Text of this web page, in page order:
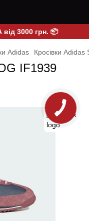
3000 грн. 📦
Adidas Кросівки
IF1939